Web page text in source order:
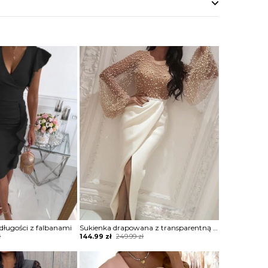
z falbanami Sukienka drapowana z transparentną górą zdobioną perełkami
249.99zł
Original
was:
249.99 zł.
144.99 zł
Current
is:
144.99 zł.